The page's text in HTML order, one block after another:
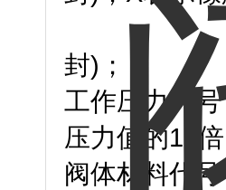
Y表示硬
封)；
工作压力代
压力值的10
阀体材料代